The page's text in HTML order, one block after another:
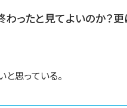
ったと見てよいのか？
思っている。